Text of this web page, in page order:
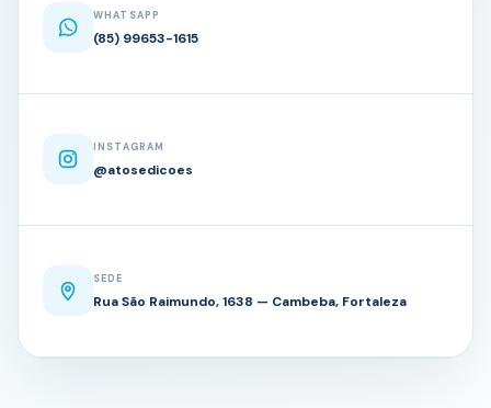
WHATSAPP
(85) 99653-1615
INSTAGRAM
@atosedicoes
SEDE
Rua São Raimundo, 1638 — Cambeba, Fortaleza